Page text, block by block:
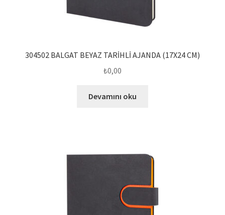
304502 BALGAT BEYAZ TARİHLİ AJANDA (17X24 CM)
₺0,00
Devamını oku